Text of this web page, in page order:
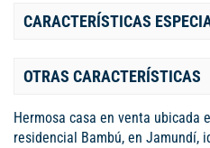
CARACTERÍSTICAS
OTRAS CARACTERÍSTICAS
Hermosa casa en venta ubicada
residencial Bambú, en Jamundí,